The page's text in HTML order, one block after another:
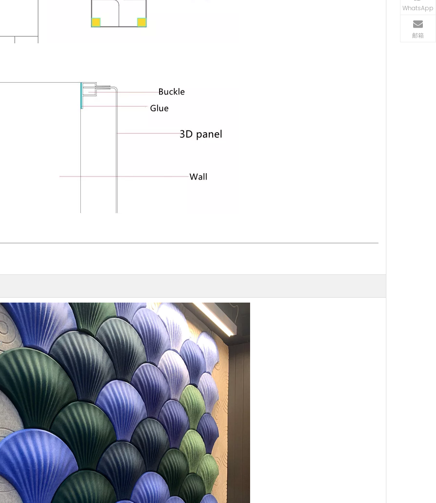
WhatsApp
邮箱